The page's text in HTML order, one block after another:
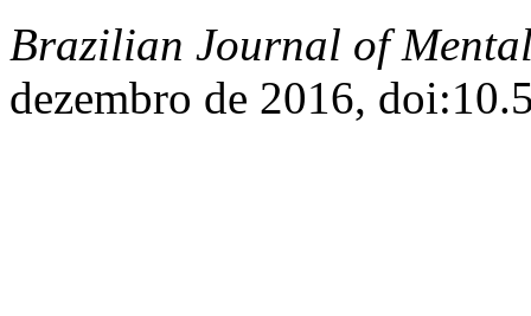
Brazilian Journal of
dezembro de 2016,